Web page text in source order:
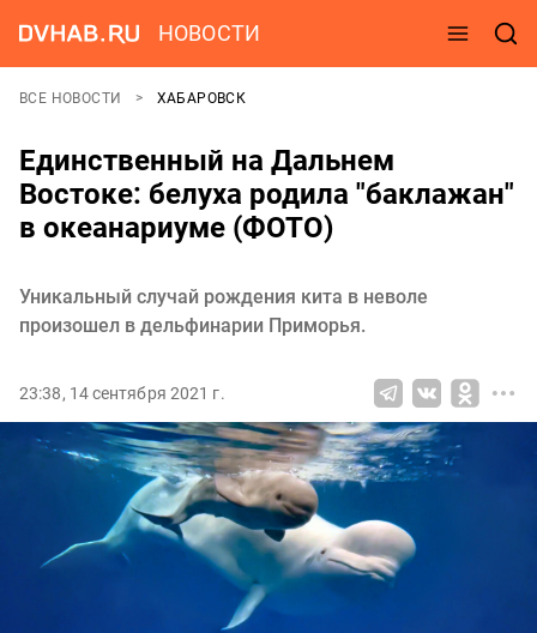
НОВОСТИ
ВСЕ НОВОСТИ ХАБАРОВСК
Единственный на Дальнем
Востоке: белуха родила "баклажан"
в океанариуме (ФОТО)
Уникальный случай рождения кита в неволе
произошел в дельфинарии Приморья.
23:38, 14 сентября 2021 г.